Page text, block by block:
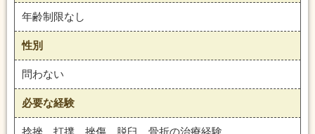
年齢制限なし
性別
問わない
必要な経験